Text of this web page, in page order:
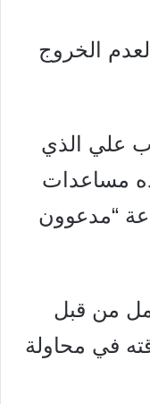
الخروج
علي الذي
وما بعده مساعدات
“مدعوون
من قبل
في محاولة